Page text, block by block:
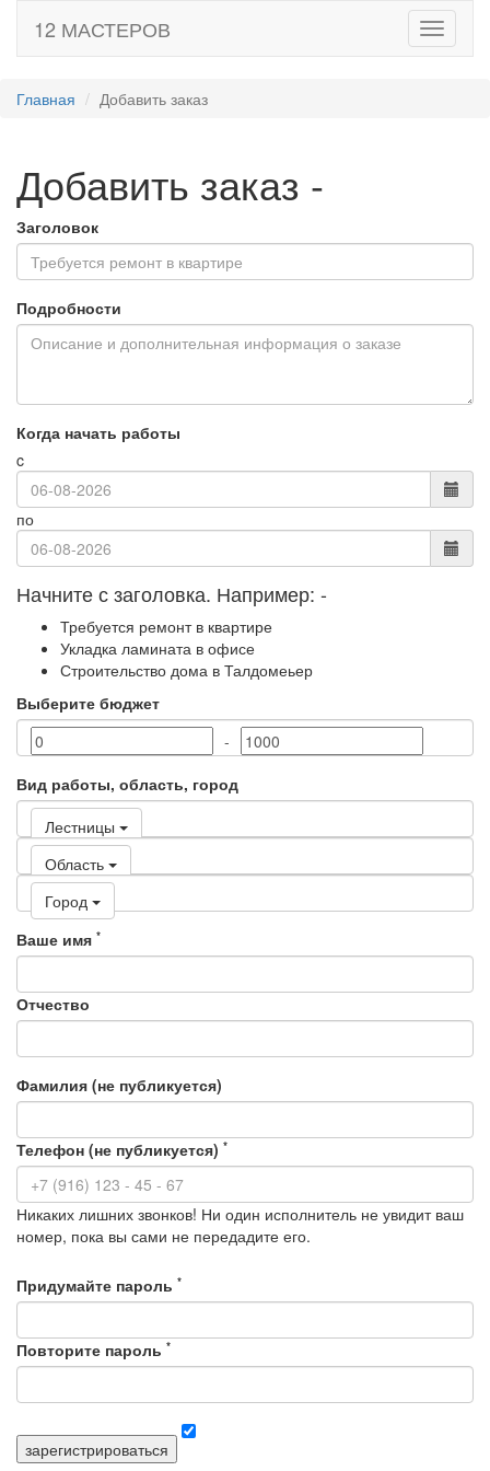
Toggle
12 МАСТЕРОВ
Главная Добавить заказ
Добавить заказ -
Заголовок
Подробности
Когда начать работы
c
по
Начните с заголовка. Например: -
Требуется ремонт в квартире
Укладка ламината в офисе
Строительство дома в Талдомеьер
Выберите бюджет
-
Вид работы, область, город
Лестницы
Область
Город
Ваше имя *
Отчество
Фамилия (не публикуется)
Телефон (не публикуется) *
Никаких лишних звонков! Ни один исполнитель не увидит ваш
номер, пока вы сами не передадите его.
Придумайте пароль *
Повторите пароль *
зарегистрироваться